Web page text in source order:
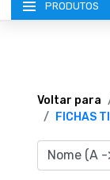
PRODUTOS
TERMOS E
Voltar para
FICHAS